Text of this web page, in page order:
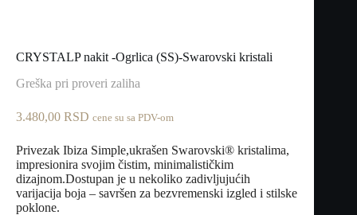
CRYSTALP nakit -Ogrlica (SS)-Swarovski kristali
Greška pri proveri zaliha
3.480,00 RSD cene su sa PDV-om
Privezak Ibiza Simple,ukrašen Swarovski® kristalima,
impresionira svojim čistim, minimalističkim
dizajnom.Dostupan je u nekoliko zadivljujućih
varijacija boja – savršen za bezvremenski izgled i stilske
poklone.